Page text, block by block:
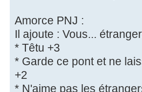
Amorce PNJ :
Il ajoute : Vous...
* Têtu +3
* Garde ce pont et ne
+2
* N'aime pas les